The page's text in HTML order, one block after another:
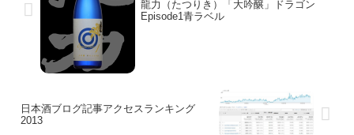
龍力（たつりき）「大吟醸」ドラゴン
Episode1青ラベル
日本酒ブログ記事アクセスランキング
2013